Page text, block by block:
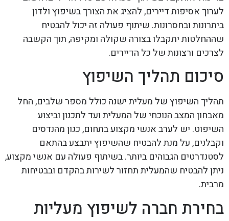
לערוך אסיפות דיירים, להציג את הצורך בשיפוץ ולדון
ביתרונות ובחסרונות. שיתוף פעולה זה יכול להבטיח
שההחלטות יתקבלו בצורה שקולה ומקיפה, תוך הקשבה
לצרכים ורצונות של כל הדיירים.
סיכום תהליך השיפוץ
תהליך השיפוץ של מעלית ישנה כולל מספר שלבים, החל
מאבחון המצב הנוכחי של המעלית ועד לתכנון וביצוע
השיפוט. יש לערב אנשי מקצוע בתחום, כגון מהנדסים
וקבלנים, על מנת להבטיח שהשיפוץ יתבצע בהתאם
לסטנדרטים הגבוהים ביותר. בשיתוף פעולה עם אנשי מקצוע,
ניתן להבטיח שהמעלית תחזור לשירות בהקדם ובבטיחות
מרבית.
בחירת חברה לשיפוץ מעליות